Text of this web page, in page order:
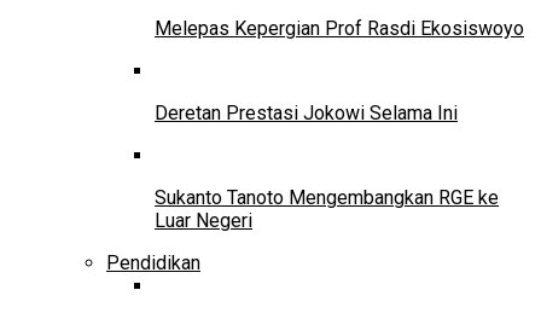
Melepas Kepergian Prof Rasdi Ekosiswoyo
Deretan Prestasi Jokowi Selama Ini
Sukanto Tanoto Mengembangkan RGE ke
Luar Negeri
Pendidikan